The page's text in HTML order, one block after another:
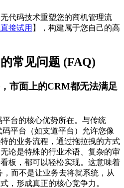
代码技术重塑您的商机管理流
接试用 】，构建属于您自己的高
常见问题 (FAQ)
市面上的CRM都无法满足
台的核心优势所在。与传统
平台（如支道平台）允许您像
的业务流程，通过拖拉拽的方式
论是特殊的行业术语、复杂的审
板，都可以轻松实现。这意味着
，而不是让业务去将就系统，从
，形成真正的核心竞争力。